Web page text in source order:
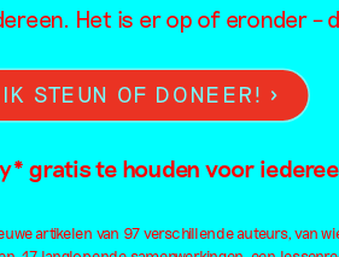
Het is er op of eronder –
STEUN OF DONEER!
gratis te houden voor
artikelen van 97 verschillende auteurs, van